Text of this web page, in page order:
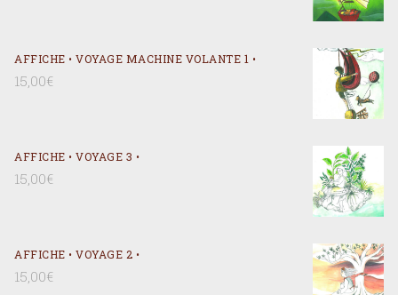
AFFICHE • VOYAGE MACHINE VOLANTE 1 •
15,00€
AFFICHE • VOYAGE 3 •
15,00€
AFFICHE • VOYAGE 2 •
15,00€